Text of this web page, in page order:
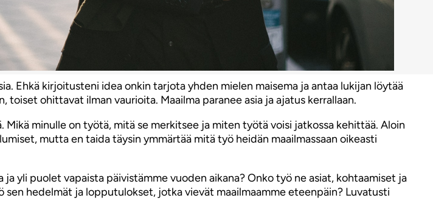
Ehkä kirjoitusteni idea onkin tarjota yhden mielen maisema ja antaa lukijan löytää
ohittavat ilman vaurioita. Maailma paranee asia ja ajatus kerrallaan.
minulle on työtä, mitä se merkitsee ja miten työtä voisi jatkossa kehittää. Aloin
mutta en taida täysin ymmärtää mitä työ heidän maailmassaan oikeasti
yli puolet vapaista päivistämme vuoden aikana? Onko työ ne asiat, kohtaamiset ja
hedelmät ja lopputulokset, jotka vievät maailmaamme eteenpäin? Luvatusti